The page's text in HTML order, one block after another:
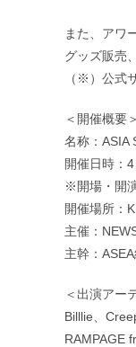
また、アワ
グッズ販売
（※）公式
＜開催概要＞
名称：ASIA
開催日時：
※開場・開
開催場所：
主催：
主幹：
＜出演アー
Billlie、
RAMPAGE